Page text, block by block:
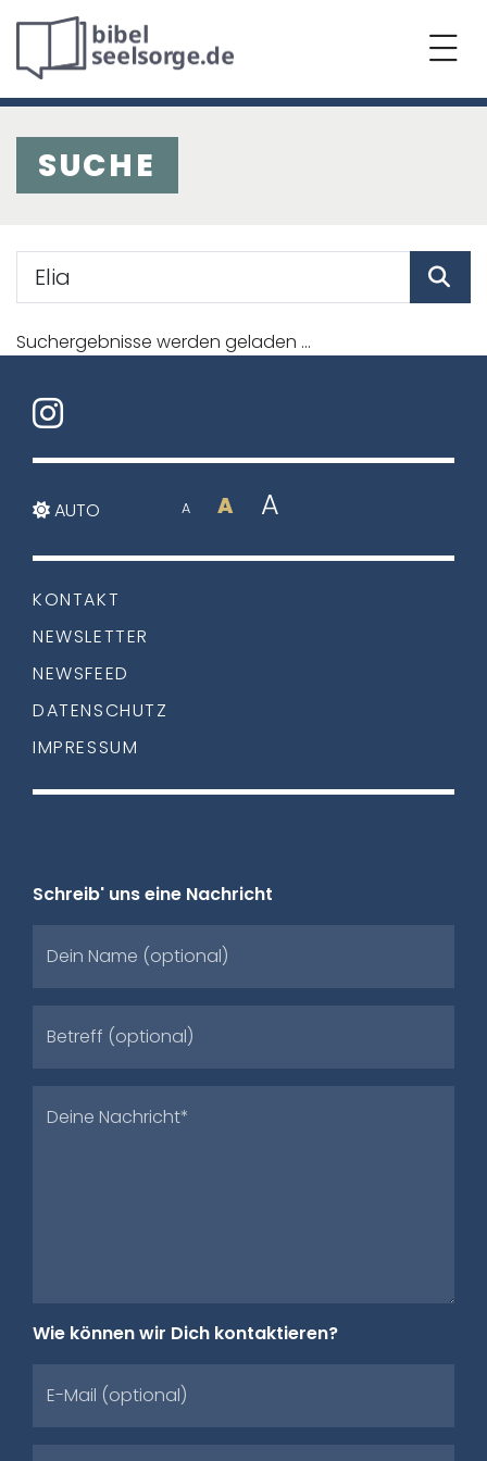
SUCHE
Suchergebnisse werden geladen ...
Schreib' uns eine Nachricht
Dein Name (optional)
Betreff (optional)
Deine Nachricht*
Wie können wir Dich kontaktieren?
E-Mail (optional)
AUTO A A A
KONTAKT
NEWSLETTER
NEWSFEED
DATENSCHUTZ
IMPRESSUM